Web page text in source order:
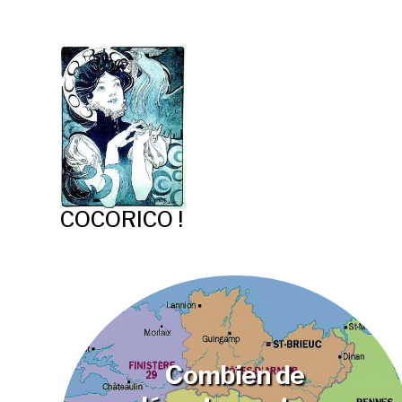
COCORICO !
Combien de